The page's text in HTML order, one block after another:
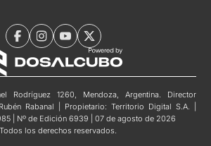
Rodríguez 1260, Mendoza, Argentina. Director
Rabanal | Propietario: Territorio Digital S.A. |
| Nº de Edición 6939 | 07 de agosto de 2026
los derechos reservados.